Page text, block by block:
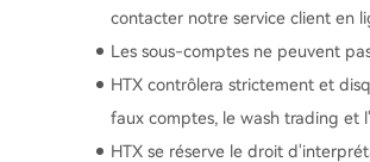
contacter notre service client en
Les sous-comptes ne peuvent
HTX contrôlera strictement et
faux comptes, le wash trading et
HTX se réserve le droit